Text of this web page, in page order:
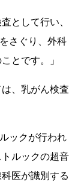
として行い、
さぐり、外科
とです。」
、乳がん検査
ックが行われ
ルックの超音
医が識別する